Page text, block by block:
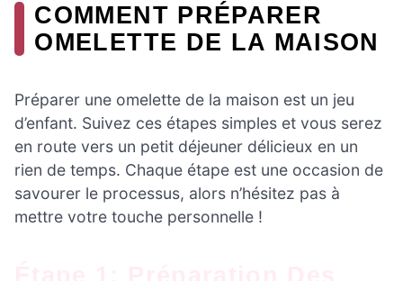
COMMENT PRÉPARER
OMELETTE DE LA MAISON
Préparer une omelette de la maison est un jeu
d’enfant. Suivez ces étapes simples et vous serez
en route vers un petit déjeuner délicieux en un
rien de temps. Chaque étape est une occasion de
savourer le processus, alors n’hésitez pas à
mettre votre touche personnelle !